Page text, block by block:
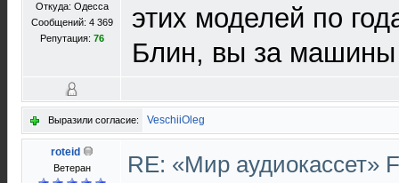
Откуда: Одесса
Сообщений: 4 369
Репутация: 76
этих моделей по
Блин, вы за машины
Выразили согласие: VeschiiOleg
roteid
Ветеран RE: «Мир аудиокассет»